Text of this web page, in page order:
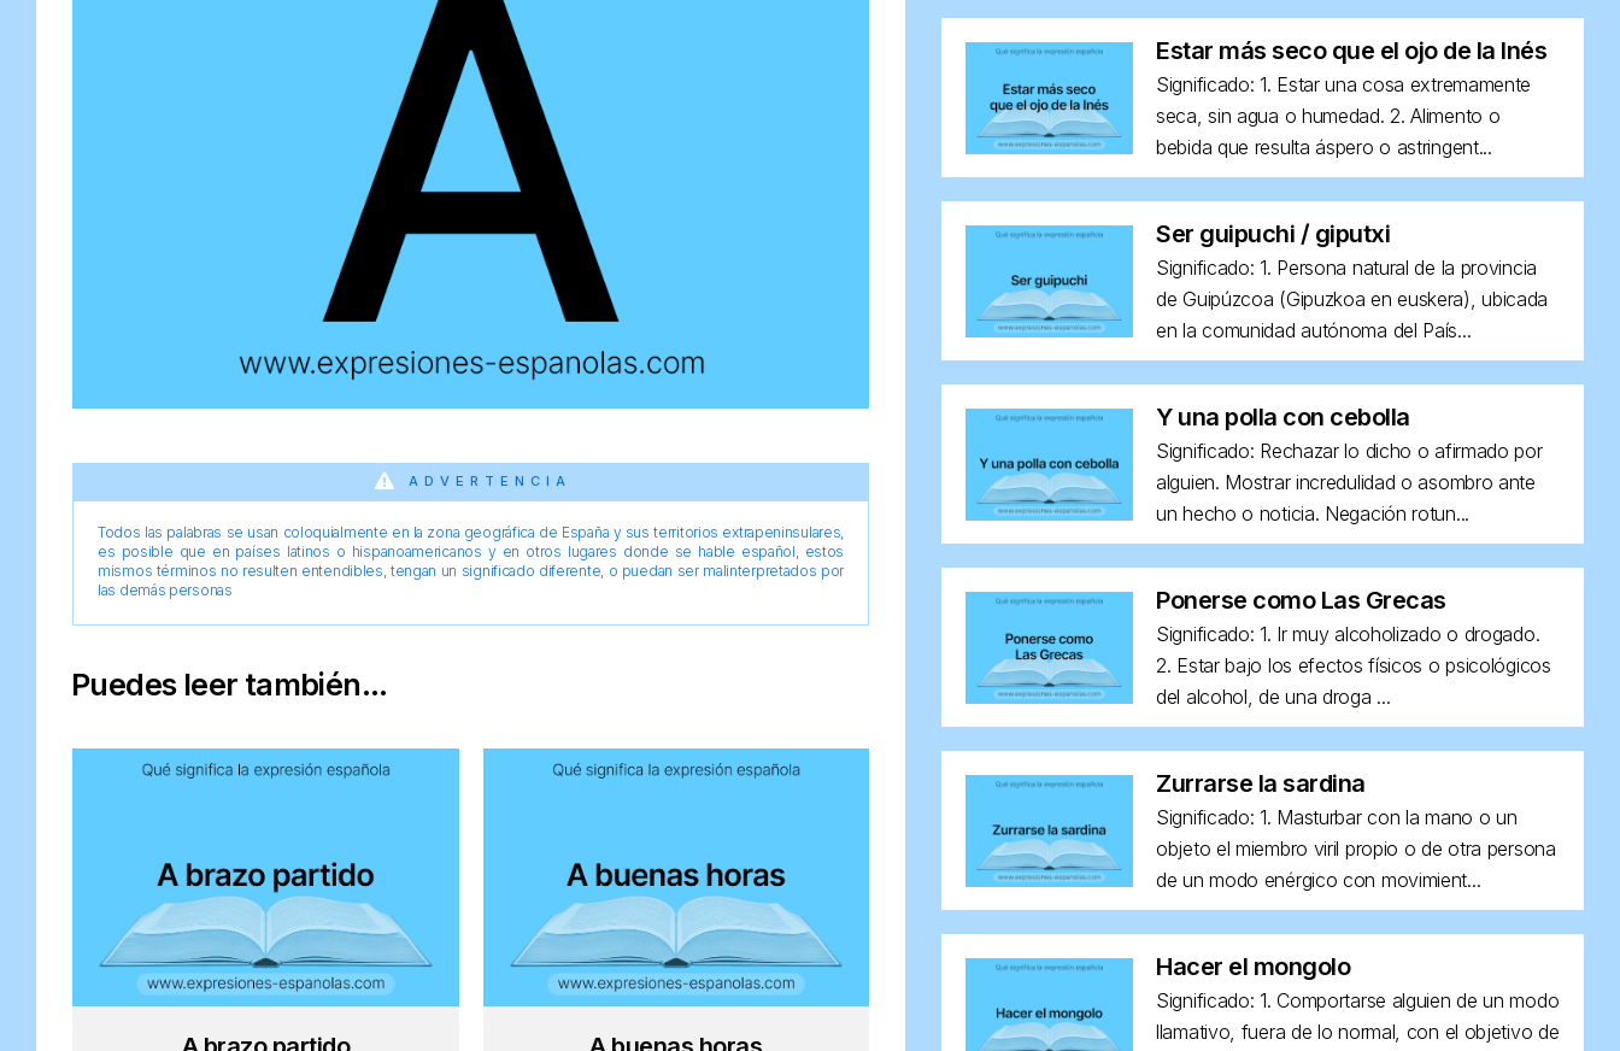
ADVERTENCIA
Todos las palabras se usan coloquialmente en la zona geográfica de España y sus territorios extrapeninsulares,
es posible que en países latinos o hispanoamericanos y en otros lugares donde se hable español, estos
mismos términos no resulten entendibles, tengan un significado diferente, o puedan ser malinterpretados por
las demás personas
Puedes leer también...
Estar más seco que el ojo de la Inés
Significado: 1. Estar una cosa extremamente
seca, sin agua o humedad. 2. Alimento o
bebida que resulta áspero o astringent...
Ser guipuchi / giputxi
Significado: 1. Persona natural de la provincia
de Guipúzcoa (Gipuzkoa en euskera), ubicada
en la comunidad autónoma del País...
Y una polla con cebolla
Significado: Rechazar lo dicho o afirmado por
alguien. Mostrar incredulidad o asombro ante
un hecho o noticia. Negación rotun...
Ponerse como Las Grecas
Significado: 1. Ir muy alcoholizado o drogado.
2. Estar bajo los efectos físicos o psicológicos
del alcohol, de una droga ...
Zurrarse la sardina
Significado: 1. Masturbar con la mano o un
objeto el miembro viril propio o de otra persona
de un modo enérgico con movimient...
Hacer el mongolo
Significado: 1. Comportarse alguien de un modo
llamativo, fuera de lo normal, con el objetivo de